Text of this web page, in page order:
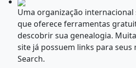
Uma organização
que oferece ferramentas
descobrir sua genealogia.
site já possuem links para seus
Search.